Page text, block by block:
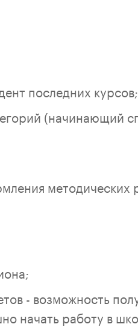
последних курсов;
(начинающий
методических
- возможность
начать работу в